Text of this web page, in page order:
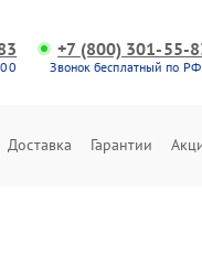
+7 (800) 301-55-
Звонок бесплатный по РФ
Доставка Гарантии